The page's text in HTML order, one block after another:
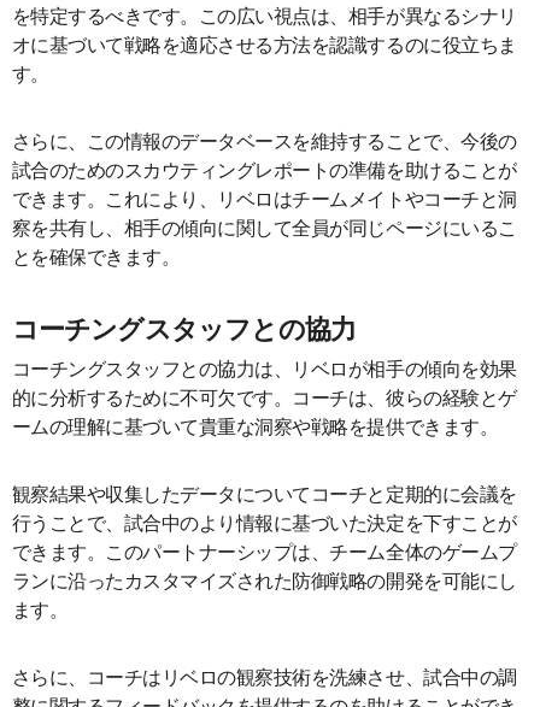
を特定するべきです。この広い視点は、相手が異なるシナリ
オに基づいて戦略を適応させる方法を認識するのに役立ちま
す。
さらに、この情報のデータベースを維持することで、今後の
試合のためのスカウティングレポートの準備を助けることが
できます。これにより、リベロはチームメイトやコーチと洞
察を共有し、相手の傾向に関して全員が同じページにいるこ
とを確保できます。
コーチングスタッフとの協力
コーチングスタッフとの協力は、リベロが相手の傾向を効果
的に分析するために不可欠です。コーチは、彼らの経験とゲ
ームの理解に基づいて貴重な洞察や戦略を提供できます。
観察結果や収集したデータについてコーチと定期的に会議を
行うことで、試合中のより情報に基づいた決定を下すことが
できます。このパートナーシップは、チーム全体のゲームプ
ランに沿ったカスタマイズされた防御戦略の開発を可能にし
ます。
さらに、コーチはリベロの観察技術を洗練させ、試合中の調